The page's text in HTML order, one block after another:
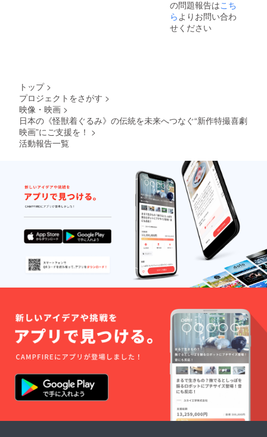
名前を
備考欄
に記入
ファン
ン カ
ラーは
白のみ
Tシャツ
のサイ
ズは
M・L・
LLから
お選び
くださ
い。 ご
支援の
際に、
ご希望
選びく
ださい
ザイン
決定
後、サ
ンプル
色紙
藤田健
彦 & 町
田政
則・他
名前を
備考欄
に記入
くださ
い。 ④
大木勇
造オリ
ジナルT
シャツ
１枚 ク
ディン
グ限定
デザイ
ン カ
ラーは
白のみ
Tシャツ
のサイ
ズは
お選び
備考欄
でお知
らせく
ださ
ラスキ
ングの
す。 サ
イズは
10㎝
×10㎝を
予定 デ
ザイン
決定
後、画
像を
アップ
しま
す。 ③
支援者
様お名
サイン
色紙
１枚 石
井良和
監督＆
藤田健
彦 & 町
田政
則・他
備考欄
に記入
くださ
の問題報告はこち
らよりお問い合わ
せください
トップ >
プロジェクトをさがす >
映像・映画 >
日本の《怪獣着ぐるみ》の伝統を未来へつなぐ“新作特撮喜劇
映画”にご支援を！ >
活動報告一覧